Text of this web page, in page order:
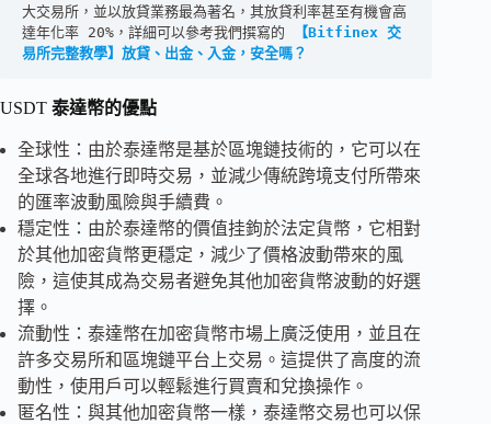
大交易所，並以放貸業務最為著名，其放貸利率甚至有機會高
達年化率 20%，詳細可以參考我們撰寫的
【Bitfinex 交
易所完整教學】放貸、出金、入金，安全嗎？
USDT 泰達幣的優點
全球性：由於泰達幣是基於區塊鏈技術的，它可以在
全球各地進行即時交易，並減少傳統跨境支付所帶來
的匯率波動風險與手續費。​​
穩定性：由於泰達幣的價值挂鉤於法定貨幣，它相對
於其他加密貨幣更穩定，減少了價格波動帶來的風
險，這使其成為交易者避免其他加密貨幣波動的好選
擇。
流動性：泰達幣在加密貨幣市場上廣泛使用，並且在
許多交易所和區塊鏈平台上交易。這提供了高度的流
動性，使用戶可以輕鬆進行買賣和兌換操作。
匿名性：與其他加密貨幣一樣，泰達幣交易也可以保